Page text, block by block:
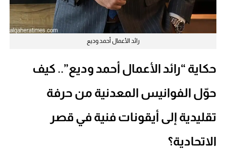
رائد الأعمال أحمد وديع
حكاية “رائد الأعمال أحمد وديع”.. كيف
حوّل الفوانيس المعدنية من حرفة
تقليدية إلى أيقونات فنية في قصر
الاتحادية؟